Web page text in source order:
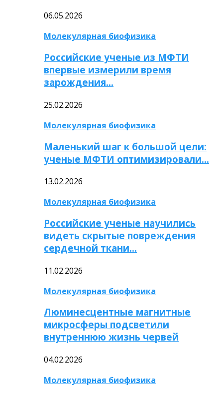
06.05.2026
Молекулярная биофизика
Российские ученые из МФТИ
впервые измерили время
зарождения…
25.02.2026
Молекулярная биофизика
Маленький шаг к большой цели:
ученые МФТИ оптимизировали…
13.02.2026
Молекулярная биофизика
Российские ученые научились
видеть скрытые повреждения
сердечной ткани…
11.02.2026
Молекулярная биофизика
Люминесцентные магнитные
микросферы подсветили
внутреннюю жизнь червей
04.02.2026
Молекулярная биофизика